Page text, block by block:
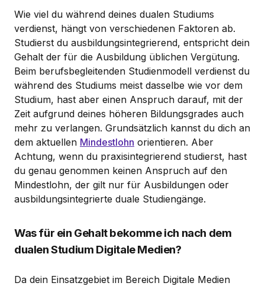
Wie viel du während deines dualen Studiums
verdienst, hängt von verschiedenen Faktoren ab.
Studierst du ausbildungsintegrierend, entspricht dein
Gehalt der für die Ausbildung üblichen Vergütung.
Beim berufsbegleitenden Studienmodell verdienst du
während des Studiums meist dasselbe wie vor dem
Studium, hast aber einen Anspruch darauf, mit der
Zeit aufgrund deines höheren Bildungsgrades auch
mehr zu verlangen. Grundsätzlich kannst du dich an
dem aktuellen Mindestlohn orientieren. Aber
Achtung, wenn du praxisintegrierend studierst, hast
du genau genommen keinen Anspruch auf den
Mindestlohn, der gilt nur für Ausbildungen oder
ausbildungsintegrierte duale Studiengänge.
Was für ein Gehalt bekomme ich nach dem
dualen Studium Digitale Medien?
Da dein Einsatzgebiet im Bereich Digitale Medien